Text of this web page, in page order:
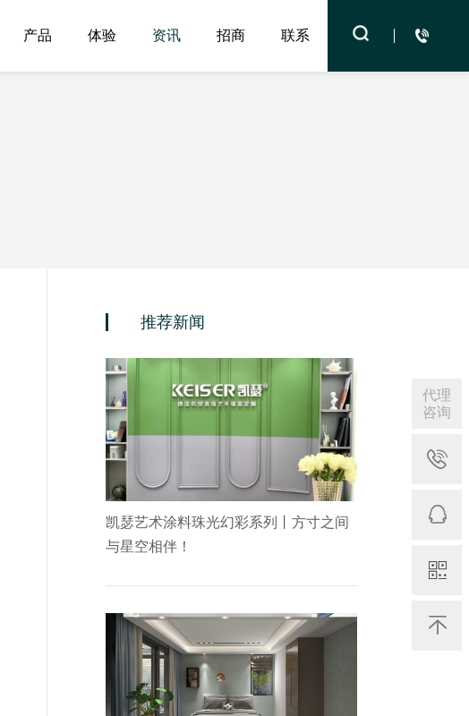
产品 体验 资讯 招商 联系
推荐新闻
凯瑟艺术涂料珠光幻彩系列丨方寸之间
与星空相伴！
代理
咨询